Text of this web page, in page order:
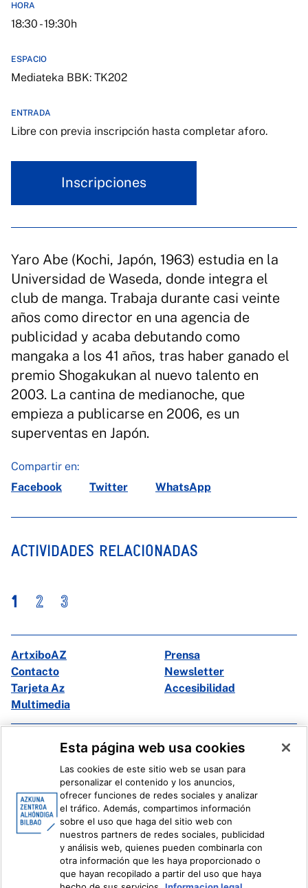
HORA
18:30 - 19:30h
ESPACIO
Mediateka BBK: TK202
ENTRADA
Libre con previa inscripción hasta completar aforo.
Inscripciones
Yaro Abe (Kochi, Japón, 1963) estudia en la
Universidad de Waseda, donde integra el
club de manga. Trabaja durante casi veinte
años como director en una agencia de
publicidad y acaba debutando como
mangaka a los 41 años, tras haber ganado el
premio Shogakukan al nuevo talento en
2003. La cantina de medianoche, que
empieza a publicarse en 2006, es un
superventas en Japón.
Compartir en:
Facebook
Twitter WhatsApp
ACTIVIDADES RELACIONADAS
1 2 3
ArtxiboAZ
Prensa
Contacto
Newsletter
Tarjeta Az
Accesibilidad
Multimedia
Facebook
X
Ivoox
Información legal Sistema Interno de Información
Esta página web usa cookies
Las cookies de este sitio web se usan para
personalizar el contenido y los anuncios,
ofrecer funciones de redes sociales y analizar
el tráfico. Además, compartimos información
sobre el uso que haga del sitio web con
nuestros partners de redes sociales, publicidad
y análisis web, quienes pueden combinarla con
otra información que les haya proporcionado o
que hayan recopilado a partir del uso que haya